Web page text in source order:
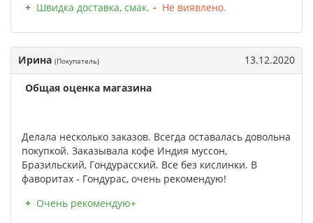
Швидка доставка, смак.
Не виявлено.
Ирина (Покупатель) 13.12.2020
Общая оценка магазина
Делала несколько заказов. Всегда оставалась довольна
покупкой. Заказывала кофе Индия муссон,
Бразильский, Гондурасский. Все без кислинки. В
фаворитах - Гондурас, очень рекомендую!
Очень рекомендую+